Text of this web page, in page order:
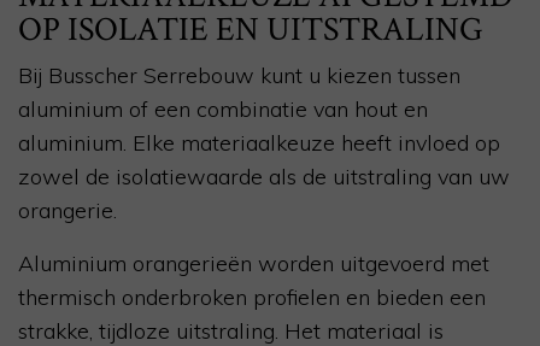
OP ISOLATIE EN UITSTRALING
Bij Busscher Serrebouw kunt u kiezen tussen
aluminium of een combinatie van hout en
aluminium. Elke materiaalkeuze heeft invloed op
zowel de isolatiewaarde als de uitstraling van uw
orangerie.
Aluminium orangerieën worden uitgevoerd met
thermisch onderbroken profielen en bieden een
strakke, tijdloze uitstraling. Het materiaal is